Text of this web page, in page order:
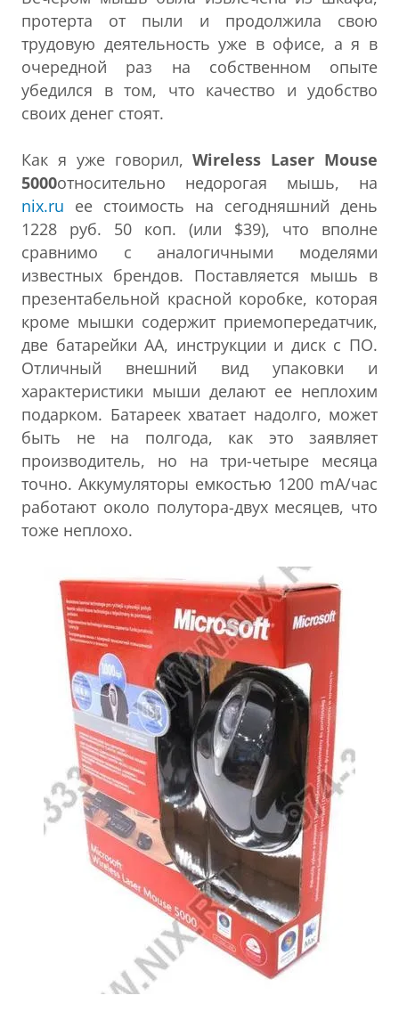
протерта от пыли и продолжила свою
трудовую деятельность уже в офисе, а я в
очередной раз на собственном опыте
убедился в том, что качество и удобство
своих денег стоят.
Как я уже говорил,Wireless Laser Mouse
5000относительно недорогая мышь, на
nix.ru ее стоимость на сегодняшний день
1228 руб. 50 коп. (или $39), что вполне
сравнимо с аналогичными моделями
известных брендов. Поставляется мышь в
презентабельной красной коробке, которая
кроме мышки содержит приемопередатчик,
две батарейки АА, инструкции и диск с ПО.
Отличный внешний вид упаковки и
характеристики мыши делают ее неплохим
подарком. Батареек хватает надолго, может
быть не на полгода, как это заявляет
производитель, но на три-четыре месяца
точно. Аккумуляторы емкостью 1200 mА/час
работают около полутора-двух месяцев, что
тоже неплохо.